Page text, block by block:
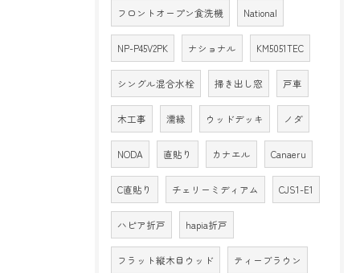
フロントオープン食洗機 National
NP-P45V2PK ナショナル KM5051TEC
シングル混合水栓 掃き出し窓 戸車
木工事 濡縁 ウッドデッキ ノダ
NODA 直貼り カナエル Canaeru
C直貼り チェリーミディアム CJS1-E1
ハピア折戸 hapia折戸
フラット縦木目ウッド ティーブラウン